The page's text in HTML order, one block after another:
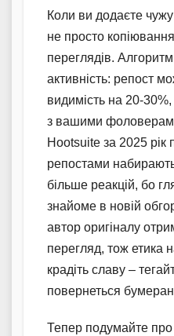
Коли ви додаєте чужу
не просто
переглядів.
активність: репост
видимість на 20-
з вашими
Hootsuite за 2025 рік
репостами
більше реакцій, бо
знайоме в новій
автор оригіналу
перегляд, тож етика
крадіть славу –
повернеться
Тепер подумайте про